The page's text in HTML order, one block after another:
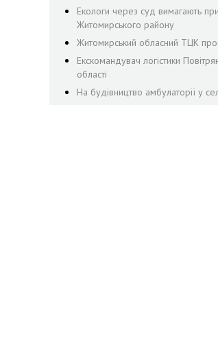
Екологи через суд вимагають
Житомирського району
Житомирський обласний ТЦК
Екскомандувач логістики
області
На будівництво амбулаторії у